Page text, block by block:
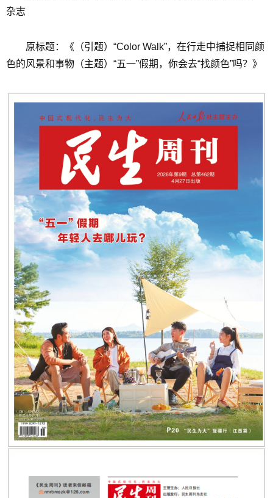
杂志
原标题：《（引题）“Color Walk”，在行走中捕捉相同颜
色的风景和事物（主题）“五一”假期，你会去“找颜色”吗？》